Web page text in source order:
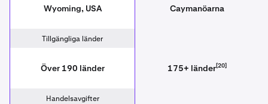
Wyoming, USA Caymanöarna
Tillgängliga länder
Över 190 länder 175+ länder[20]
Handelsavgifter